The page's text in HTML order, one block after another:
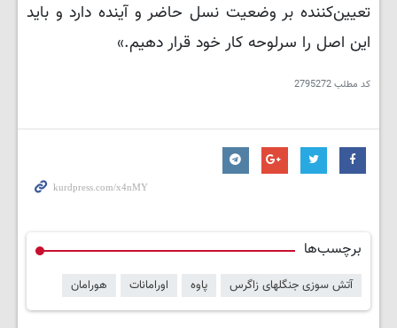
تعیین‌کننده بر وضعیت نسل حاضر و آینده دارد و باید
این اصل را سرلوحه کار خود قرار دهیم.»
کد مطلب2795272
برچسب‌ها
آتش سوزی جنگلهای زاگرس پاوه اورامانات هورامان